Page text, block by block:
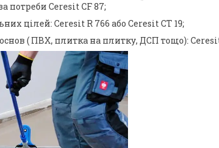
потреби Ceresit CF 87;
цілей: Ceresit R 766 або Ceresit СТ 19;
( ПВХ, плитка на плитку, ДСП тощо):